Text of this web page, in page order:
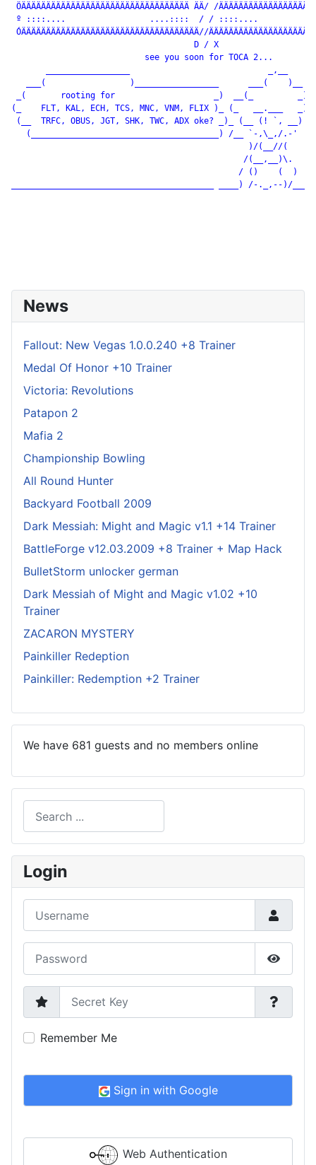
ÖÄÄÄÄÄÄÄÄÄÄÄÄÄÄÄÄÄÄÄÄÄÄÄÄÄÄÄÄÄÄÄÄÄÄ ÄÄ/ /
º ::::....                 ....::::  / / ::::....
ÓÄÄÄÄÄÄÄÄÄÄÄÄÄÄÄÄÄÄÄÄÄÄÄÄÄÄÄÄÄÄÄÄÄÄÄÄ//
                                     D / X
                           see you soon for TOCA 2...
       _________________                            _,__
   ___(                 )_________________      ___(    )__
_(       rooting for                    _)  __(_         _)
(_    FLT, KAL, ECH, TCS, MNC, VNM, FLIX )_ (_   __.___   _)
(__  TRFC, OBUS, JGT, SHK, TWC, ADX oke? _)_ (__ (! `, __)
   (______________________________________) /__ `-,\_,/.-'
                                                )/(__//(
                                               /(__,__)\.
                                              / ()    (  )
_________________________________________ ____) /-._,--)/___
News
Fallout: New Vegas 1.0.0.240 +8 Trainer
Medal Of Honor +10 Trainer
Victoria: Revolutions
Patapon 2
Mafia 2
Championship Bowling
All Round Hunter
Backyard Football 2009
Dark Messiah: Might and Magic v1.1 +14 Trainer
BattleForge v12.03.2009 +8 Trainer + Map Hack
BulletStorm unlocker german
Dark Messiah of Might and Magic v1.02 +10
Trainer
ZACARON MYSTERY
Painkiller Redeption
Painkiller: Redemption +2 Trainer
We have 681 guests and no members online
Type 2 or more characters for results.
Login
Show
Secret Key
Remember Me
Sign in with Google
Web Authentication